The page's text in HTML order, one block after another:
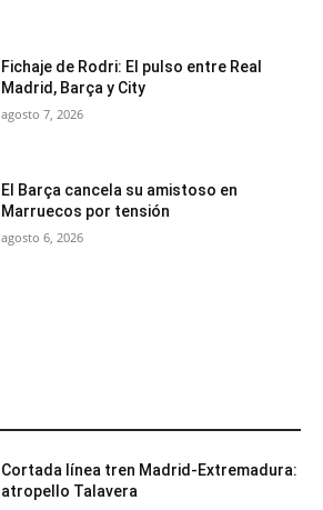
Fichaje de Rodri: El pulso entre Real
Madrid, Barça y City
agosto 7, 2026
El Barça cancela su amistoso en
Marruecos por tensión
agosto 6, 2026
Cortada línea tren Madrid-Extremadura:
atropello Talavera